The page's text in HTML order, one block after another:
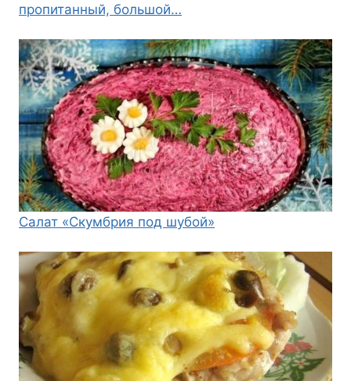
пропитанный, большой…
Салат «Скумбрия под шубой»